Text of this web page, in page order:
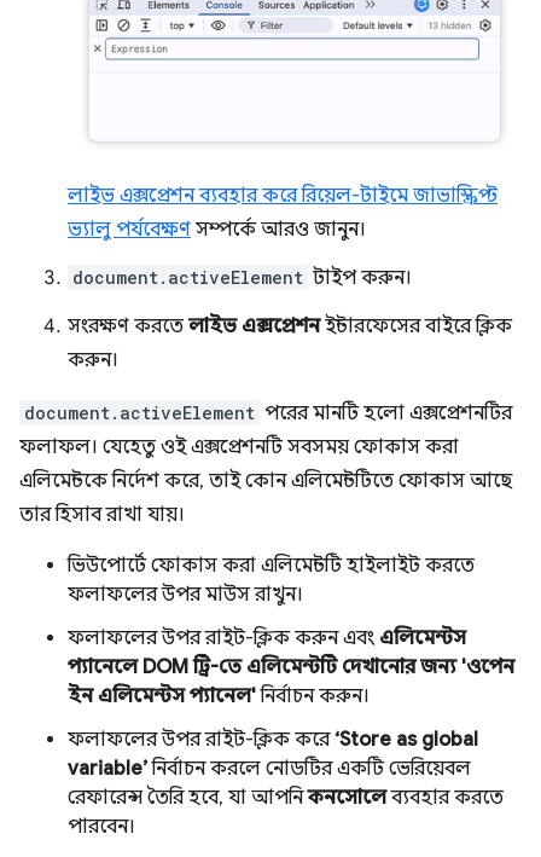
লাইভ এক্সপ্রেশন ব্যবহার করে রিয়েল-টাইমে জাভাস্ক্রিপ্ট
ভ্যালু পর্যবেক্ষণ সম্পর্কে আরও জানুন।
document.activeElement টাইপ করুন।
সংরক্ষণ করতে লাইভ এক্সপ্রেশনইন্টারফেসের বাইরে ক্লিক
করুন।
document.activeElement পরের মানটি হলো এক্সপ্রেশনটির
ফলাফল। যেহেতু ওই এক্সপ্রেশনটি সবসময় ফোকাস করা
এলিমেন্টকে নির্দেশ করে, তাই কোন এলিমেন্টটিতে ফোকাস আছে
তার হিসাব রাখা যায়।
ভিউপোর্টে ফোকাস করা এলিমেন্টটি হাইলাইট করতে
ফলাফলের উপর মাউস রাখুন।
ফলাফলের উপর রাইট-ক্লিক করুন এবং এলিমেন্টস
প্যানেলে DOM ট্রি-তে এলিমেন্টটি দেখানোর জন্য 'ওপেন
ইন এলিমেন্টস প্যানেল'নির্বাচন করুন।
ফলাফলের উপর রাইট-ক্লিক করে ‘Store as global
variable’নির্বাচন করলে নোডটির একটি ভেরিয়েবল
রেফারেন্স তৈরি হবে, যা আপনিকনসোলেব্যবহার করতে
পারবেন।